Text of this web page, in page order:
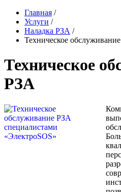
Главная /
Услуги /
Наладка РЗА /
Техническое
Техническое
РЗА